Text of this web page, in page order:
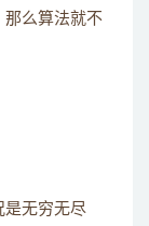
那么算法就不
是无穷无尽